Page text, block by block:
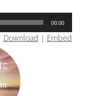
00:00
Download | Embed